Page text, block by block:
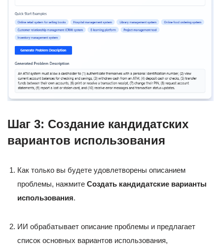
Шаг 3: Создание кандидатских
вариантов использования
Как только вы будете удовлетворены описанием
проблемы, нажмите Создать кандидатские варианты
использования.
ИИ обрабатывает описание проблемы и предлагает
список основных вариантов использования,